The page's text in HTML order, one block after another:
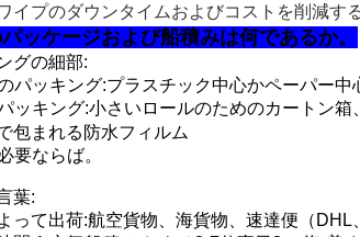
イプのダウンタイムおよびコストを削減す
ッケージおよび船積みは何であるか。
グの細部:
パッキング:プラスチック中心かペーパー中
ッキング:小さいロールのためのカートン箱
包まれる防水フィルム
要ならば。
葉:
って出荷:航空貨物、海貨物、速達便（